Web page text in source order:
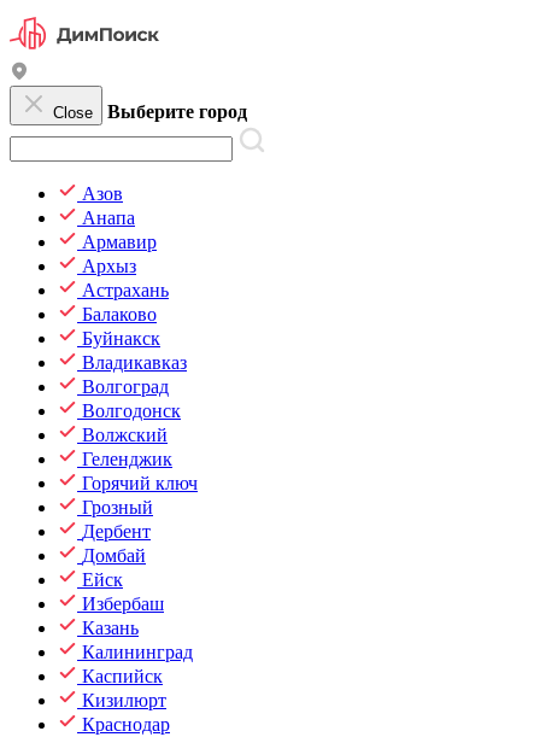
Close Выберите город
Азов
Анапа
Армавир
Архыз
Астрахань
Балаково
Буйнакск
Владикавказ
Волгоград
Волгодонск
Волжский
Геленджик
Горячий ключ
Грозный
Дербент
Домбай
Ейск
Избербаш
Казань
Калининград
Каспийск
Кизилюрт
Краснодар